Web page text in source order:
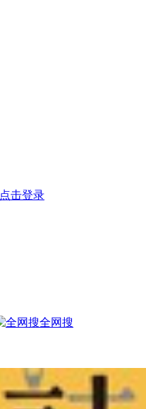
点击登录
全网搜